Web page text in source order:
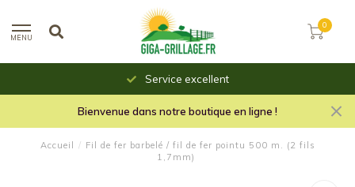
MENU
0
Service excellent
Bienvenue dans notre boutique en ligne !
Accueil / Fil de fer barbelé / fil de fer pointu 500 m. (2 fils
1,7mm)